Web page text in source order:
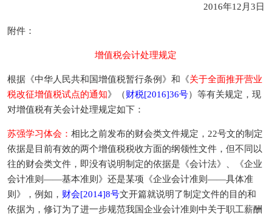
2016年12月3日
附件：
增值税会计处理规定
根据《中华人民共和国增值税暂行条例》和《关于全面推开营业
税改征增值税试点的通知》（财税[2016]36号）等有关规定，现
对增值税有关会计处理规定如下：
苏强学习体会： 相比之前发布的财会类文件规定，22号文的制定
依据是目前有效的两个增值税税收方面的纲领性文件，但不同以
往的财会类文件，即没有说明制定的依据是《会计法》、《企业
会计准则——基本准则》还是某项《企业会计准则——具体准
则》，例如， 财会[2014]8号文开篇就说明了制定文件的目的和
依据为，修订为了进一步规范我国企业会计准则中关于职工薪酬